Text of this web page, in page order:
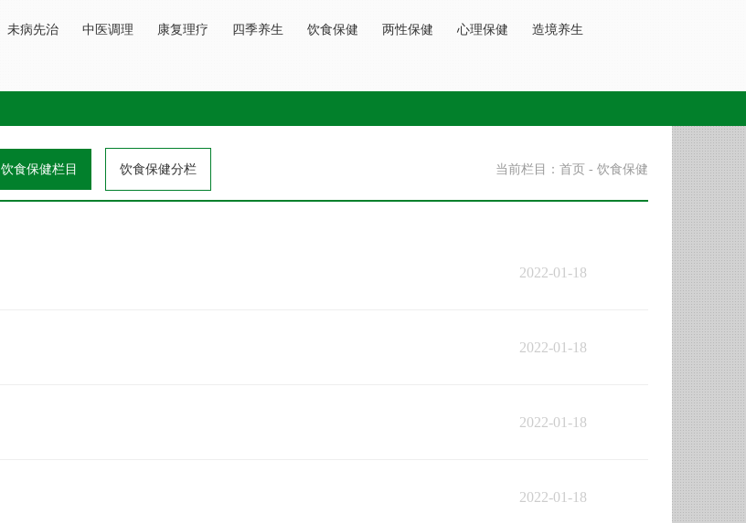
未病先治 中医调理 康复理疗 四季养生 饮食保健 两性保健 心理保健 造境养生
饮食保健栏目 饮食保健分栏 当前栏目：首页 - 饮食保健
2022-01-18
2022-01-18
2022-01-18
2022-01-18